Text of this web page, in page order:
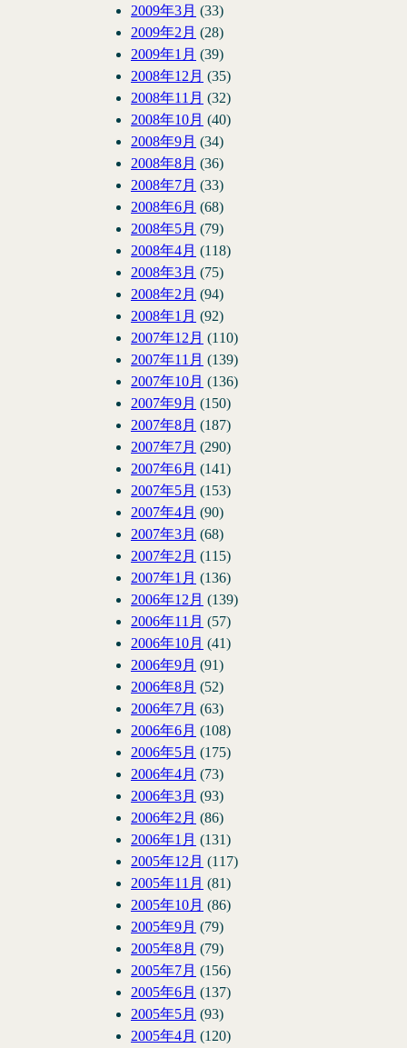
2009年3月 (33)
2009年2月 (28)
2009年1月 (39)
2008年12月 (35)
2008年11月 (32)
2008年10月 (40)
2008年9月 (34)
2008年8月 (36)
2008年7月 (33)
2008年6月 (68)
2008年5月 (79)
2008年4月 (118)
2008年3月 (75)
2008年2月 (94)
2008年1月 (92)
2007年12月 (110)
2007年11月 (139)
2007年10月 (136)
2007年9月 (150)
2007年8月 (187)
2007年7月 (290)
2007年6月 (141)
2007年5月 (153)
2007年4月 (90)
2007年3月 (68)
2007年2月 (115)
2007年1月 (136)
2006年12月 (139)
2006年11月 (57)
2006年10月 (41)
2006年9月 (91)
2006年8月 (52)
2006年7月 (63)
2006年6月 (108)
2006年5月 (175)
2006年4月 (73)
2006年3月 (93)
2006年2月 (86)
2006年1月 (131)
2005年12月 (117)
2005年11月 (81)
2005年10月 (86)
2005年9月 (79)
2005年8月 (79)
2005年7月 (156)
2005年6月 (137)
2005年5月 (93)
2005年4月 (120)